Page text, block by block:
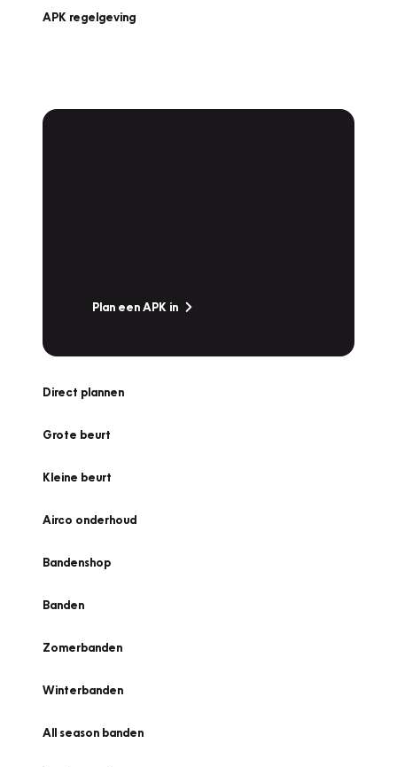
APK regelgeving
Plan een APK in
Direct plannen
Grote beurt
Kleine beurt
Airco onderhoud
Bandenshop
Banden
Zomerbanden
Winterbanden
All season banden